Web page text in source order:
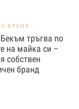
ВРЕМЕ
тръгва по
на майка си –
собствен
бранд